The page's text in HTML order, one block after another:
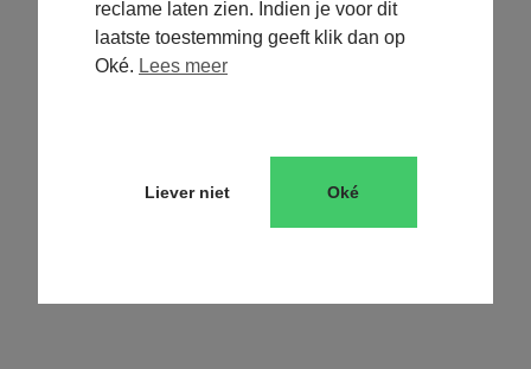
reclame laten zien. Indien je voor dit
laatste toestemming geeft klik dan op
Oké. Lees meer
Liever niet Oké
Plan eenstrategiesessie